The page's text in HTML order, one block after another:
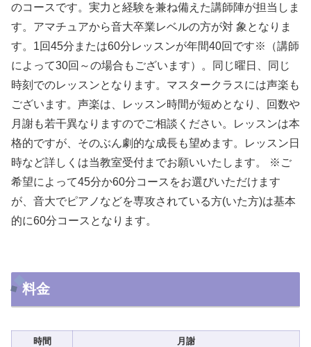
のコースです。実力と経験を兼ね備えた講師陣が担当しま
す。アマチュアから音大卒業レベルの方が対 象となりま
す。1回45分または60分レッスンが年間40回です※（講師
によって30回～の場合もございます）。同じ曜日、同じ
時刻でのレッスンとなります。マスタークラスには声楽も
ございます。声楽は、レッスン時間が短めとなり、回数や
月謝も若干異なりますのでご相談ください。レッスンは本
格的ですが、そのぶん劇的な成長も望めます。レッスン日
時など詳しくは当教室受付までお願いいたします。 ※ご
希望によって45分か60分コースをお選びいただけます
が、音大でピアノなどを専攻されている方(いた方)は基本
的に60分コースとなります。
料金
時間 月謝